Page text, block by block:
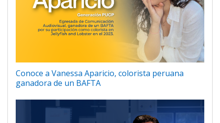
Conoce a Vanessa Aparicio, colorista peruana
ganadora de un BAFTA